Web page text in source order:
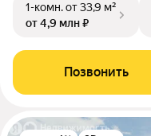
1-комн.от 33,9 м²
от 4,9 млн ₽
Позвонить